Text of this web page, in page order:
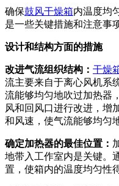
确保鼓风干燥箱内温度均
是一些关键措施和注意事
设计和结构方面的措施
改进气流组织结构： 干燥
流主要来自于离心风机系
流能够均匀地吹过加热器
风和回风口进行改进，增
和风速，使气流能够均匀
确定加热器的最佳位置：
地带入工作室内是关键。
置，使箱内的温度均匀性